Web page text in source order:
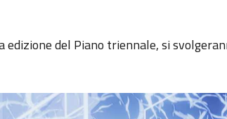
del Piano triennale, si